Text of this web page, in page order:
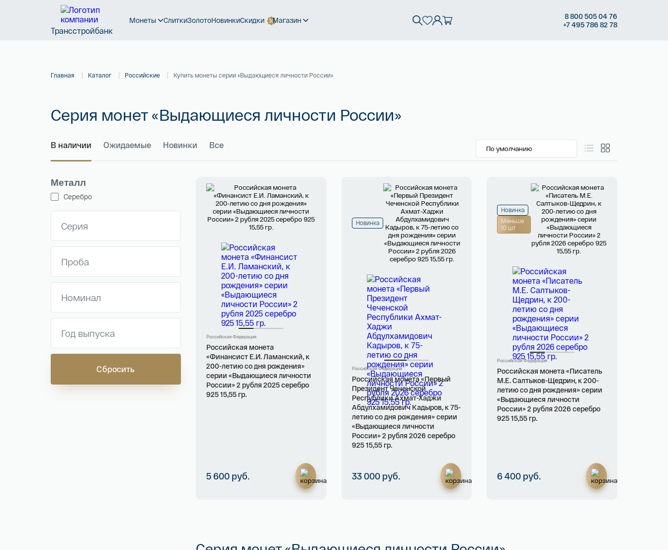
Трансстройбанк
Монеты СлиткиЗолотоНовинкиСкидки Магазин 8800 50504 76
+7495 786 82 78
Главная Каталог Российские Купить монеты серии «Выдающиеся личности России»
Серия монет «Выдающиеся личности России»
В наличии Ожидаемые Новинки Все
Металл
Серебро
Российская Федерация
Российская монета
«Финансист Е.И. Ламанский, к
200-летию со дня рождения»
серии «Выдающиеся личности
России» 2 рубля 2025 серебро
925 15,55 гр.
5 600 руб.
Новинка
Российская Федерация
Российская монета «Первый
Президент Чеченской
Республики Ахмат-Хаджи
Абдулхамидович Кадыров, к 75-
летию со дня рождения» серии
«Выдающиеся личности
России» 2 рубля 2026 серебро
925 15,55 гр.
33 000 руб.
Новинка
Меньше
10 шт
Российская Федерация
Российская монета «Писатель
М.Е. Салтыков-Щедрин, к 200-
летию со дня рождения» серии
«Выдающиеся личности
России» 2 рубля 2026 серебро
925 15,55 гр.
6 400 руб.
Российская инвестиционная монета Георгий